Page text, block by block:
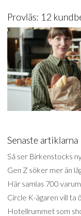
Provläs: 12
Senaste artiklarna
Så ser Birkenstocks
Gen Z söker mer än
Här samlas 700
Circle K-ägaren vill ta
Hotellrummet som